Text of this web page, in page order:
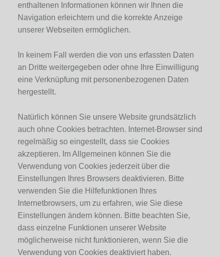
enthaltenen Informationen können wir Ihnen die
Navigation erleichtern und die korrekte Anzeige
unserer Webseiten ermöglichen.
In keinem Fall werden die von uns erfassten Daten
an Dritte weitergegeben oder ohne Ihre Einwilligung
eine Verknüpfung mit personenbezogenen Daten
hergestellt.
Natürlich können Sie unsere Website grundsätzlich
auch ohne Cookies betrachten. Internet-Browser sind
regelmäßig so eingestellt, dass sie Cookies
akzeptieren. Im Allgemeinen können Sie die
Verwendung von Cookies jederzeit über die
Einstellungen Ihres Browsers deaktivieren. Bitte
verwenden Sie die Hilfefunktionen Ihres
Internetbrowsers, um zu erfahren, wie Sie diese
Einstellungen ändern können. Bitte beachten Sie,
dass einzelne Funktionen unserer Website
möglicherweise nicht funktionieren, wenn Sie die
Verwendung von Cookies deaktiviert haben.